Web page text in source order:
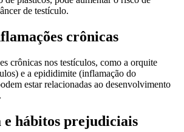
de testículo.
crônicas
crônicas nos testículos, como a orquite
e a epididimite (inflamação do
estar relacionadas ao desenvolvimento
e hábitos prejudiciais